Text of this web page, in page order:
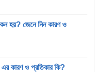
হয়? জেনে নিন কারণ ও
এর কারণ ও প্রতিকার কি?